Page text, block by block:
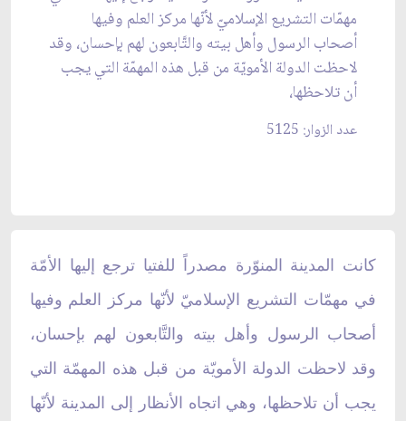
مهمّات التشريع الإسلاميّ لأنّها مركز العلم وفيها
أصحاب الرسول وأهل بيته والتَّابعون لهم بإحسان، وقد
لاحظت الدولة الأمويّة من قبل هذه المهمّة التي يجب
أن تلاحظها،
عدد الزوار: 5125
كانت المدينة المنوّرة مصدراً للفتيا ترجع إليها الأمّة
في مهمّات التشريع الإسلاميّ لأنّها مركز العلم وفيها
أصحاب الرسول وأهل بيته والتَّابعون لهم بإحسان،
وقد لاحظت الدولة الأمويّة من قبل هذه المهمّة التي
يجب أن تلاحظها، وهي اتجاه الأنظار إلى المدينة لأنّها